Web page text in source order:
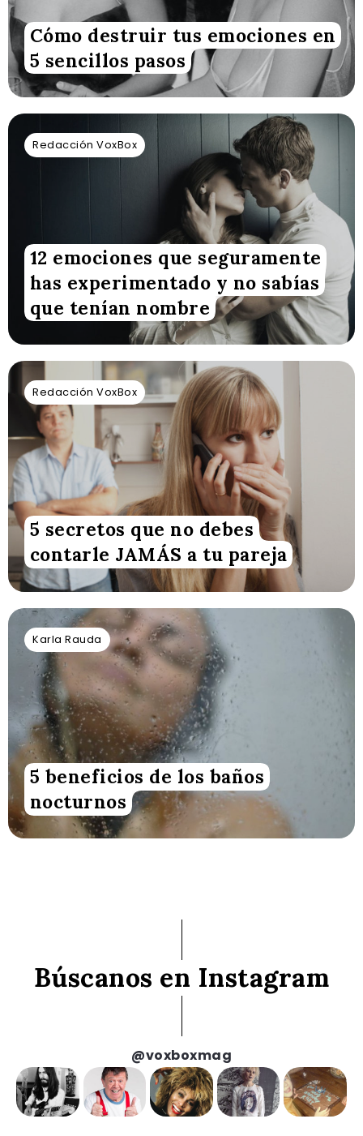
Cómo destruir tus emociones en
5 sencillos pasos
Redacción VoxBox
12 emociones que seguramente
has experimentado y no sabías
que tenían nombre
Redacción VoxBox
5 secretos que no debes
contarle JAMÁS a tu pareja
Karla Rauda
5 beneficios de los baños
nocturnos
Búscanos en Instagram
@voxboxmag